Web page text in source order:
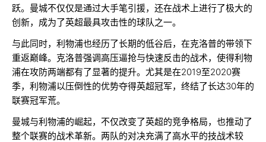
跃。曼城不仅仅是通过大手笔引援，还在战术上进行了极大的
创新，成为了英超最具攻击性的球队之一。
与此同时，利物浦也经历了长期的低谷后，在克洛普的带领下
重返巅峰。克洛普强调高压逼抢与快速反击的战术，使得利物
浦在攻防两端都有了显著的提升。尤其是在2019至2020赛
季，利物浦以压倒性的优势夺得英超冠军，终结了长达30年的
联赛冠军荒。
曼城与利物浦的崛起，不仅改变了英超的竞争格局，也推动了
整个联赛的战术革新。两队的对决充满了高水平的技战术较